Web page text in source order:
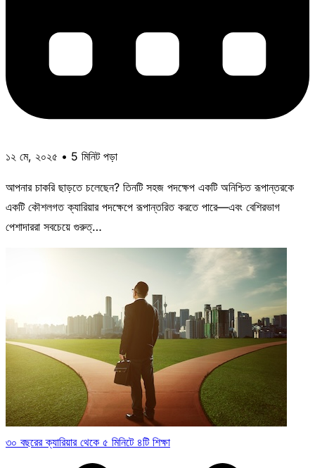
১২ মে, ২০২৫ • 5 মিনিট পড়া
আপনার চাকরি ছাড়তে চলেছেন? তিনটি সহজ পদক্ষেপ একটি অনিশ্চিত রূপান্তরকে
একটি কৌশলগত ক্যারিয়ার পদক্ষেপে রূপান্তরিত করতে পারে—এবং বেশিরভাগ
পেশাদাররা সবচেয়ে গুরুত্…
৩০ বছরের ক্যারিয়ার থেকে ৫ মিনিটে ৪টি শিক্ষা